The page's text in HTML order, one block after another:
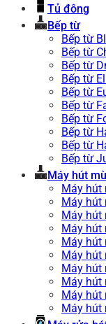
Tủ đông
Bếp từ
Bếp từ
Bếp từ
Bếp từ
Bếp từ
Bếp từ
Bếp từ
Bếp từ
Bếp từ
Bếp từ
Bếp từ
Máy hút
Máy hút
Máy hút
Máy hút
Máy hút
Máy hút
Máy hút
Máy
Máy hút
Máy hút
Máy hút